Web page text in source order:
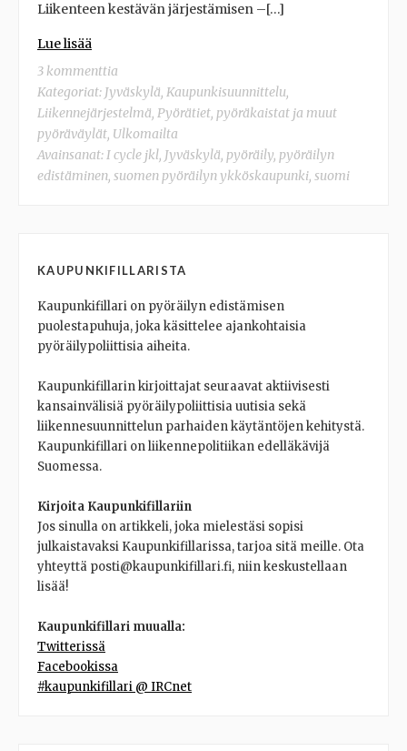
Liikenteen kestävän järjestämisen –[…]
Lue lisää
3 kommenttia
Kategoriat: Jyväskylä, Kaupunkisuunnittelu,
Liikennejärjestelmä, Pyörätiet, pyöräkaistat ja muut
pyöräväylät, Ulkomailta
Avainsanat:I cycle jkl, Jyväskylä, pyöräily, pyöräilyn
edistäminen, suomen pyöräilyn ykköskaupunki, suomi
KAUPUNKIFILLARISTA
Kaupunkifillari on pyöräilyn edistämisen
puolestapuhuja, joka käsittelee ajankohtaisia
pyöräilypoliittisia aiheita.
Kaupunkifillarin kirjoittajat seuraavat aktiivisesti
kansainvälisiä pyöräilypoliittisia uutisia sekä
liikennesuunnittelun parhaiden käytäntöjen kehitystä.
Kaupunkifillari on liikennepolitiikan edelläkävijä
Suomessa.
Kirjoita Kaupunkifillariin
Jos sinulla on artikkeli, joka mielestäsi sopisi
julkaistavaksi Kaupunkifillarissa, tarjoa sitä meille. Ota
yhteyttä posti@kaupunkifillari.fi, niin keskustellaan
lisää!
Kaupunkifillari muualla:
Twitterissä
Facebookissa
#kaupunkifillari @ IRCnet